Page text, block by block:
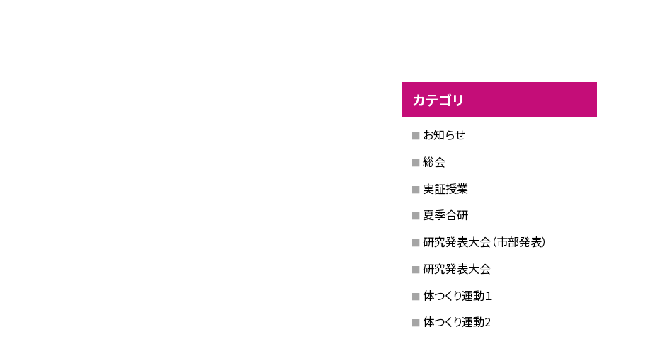
カテゴリ
お知らせ
総会
実証授業
夏季合研
研究発表大会（市部発表）
研究発表大会
体つくり運動１
体つくり運動2